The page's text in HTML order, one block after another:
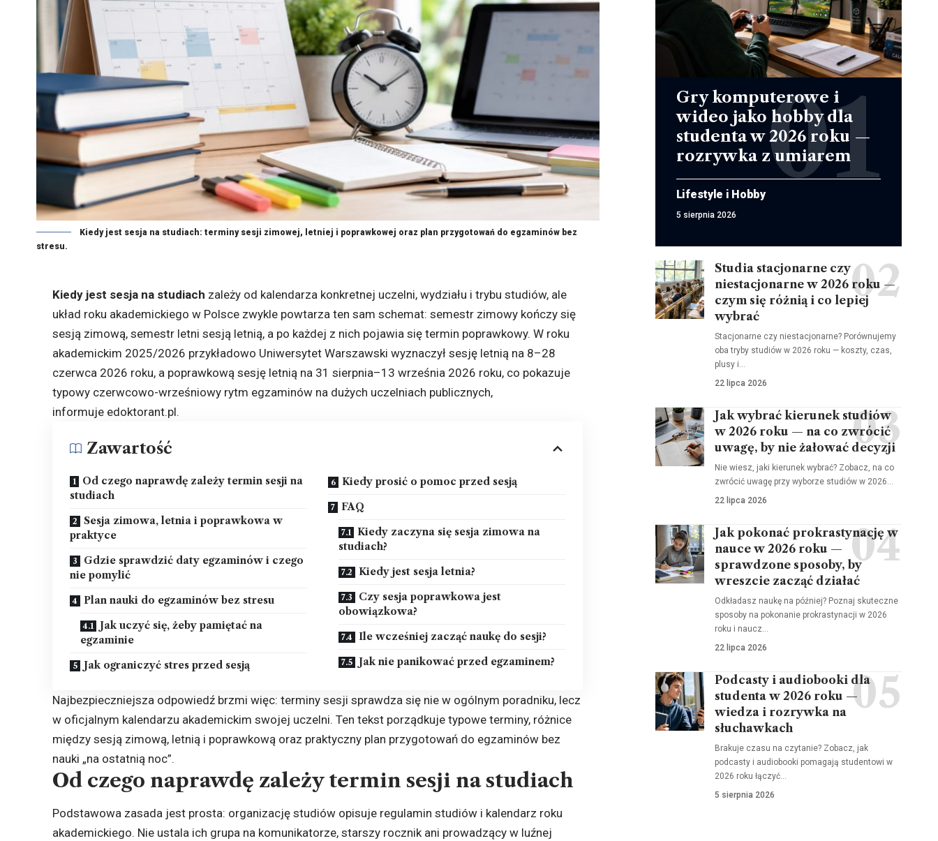
Kiedy jest sesja na studiach: terminy sesji zimowej, letniej i poprawkowej oraz plan przygotowań do egzaminów bez
stresu.
Kiedy jest sesja na studiach zależy od kalendarza konkretnej uczelni, wydziału i trybu studiów, ale
układ roku akademickiego w Polsce zwykle powtarza ten sam schemat: semestr zimowy kończy się
sesją zimową, semestr letni sesją letnią, a po każdej z nich pojawia się termin poprawkowy. W roku
akademickim 2025/2026 przykładowo Uniwersytet Warszawski wyznaczył sesję letnią na 8–28
czerwca 2026 roku, a poprawkową sesję letnią na 31 sierpnia–13 września 2026 roku, co pokazuje
typowy czerwcowo-wrześniowy rytm egzaminów na dużych uczelniach publicznych,
informuje edoktorant.pl.
Zawartość
Od czego naprawdę zależy termin sesji na
studiach
Sesja zimowa, letnia i poprawkowa w
praktyce
Gdzie sprawdzić daty egzaminów i czego
nie pomylić
Plan nauki do egzaminów bez stresu
Jak uczyć się, żeby pamiętać na
egzaminie
Jak ograniczyć stres przed sesją
Kiedy prosić o pomoc przed sesją
FAQ
Kiedy zaczyna się sesja zimowa na
studiach?
Kiedy jest sesja letnia?
Czy sesja poprawkowa jest
obowiązkowa?
Ile wcześniej zacząć naukę do sesji?
Jak nie panikować przed egzaminem?
Najbezpieczniejsza odpowiedź brzmi więc: terminy sesji sprawdza się nie w ogólnym poradniku, lecz
w oficjalnym kalendarzu akademickim swojej uczelni. Ten tekst porządkuje typowe terminy, różnice
między sesją zimową, letnią i poprawkową oraz praktyczny plan przygotowań do egzaminów bez
nauki „na ostatnią noc”.
Od czego naprawdę zależy termin sesji na studiach
Podstawowa zasada jest prosta: organizację studiów opisuje regulamin studiów i kalendarz roku
akademickiego. Nie ustala ich grupa na komunikatorze, starszy rocznik ani prowadzący w luźnej
Gry komputerowe i
wideo jako hobby dla
studenta w 2026 roku —
rozrywka z umiarem
Lifestyle i Hobby
5 sierpnia 2026
Studia stacjonarne czy
niestacjonarne w 2026 roku —
czym się różnią i co lepiej
wybrać
Stacjonarne czy niestacjonarne? Porównujemy
oba tryby studiów w 2026 roku — koszty, czas,
plusy i…
22 lipca 2026
Jak wybrać kierunek studiów
w 2026 roku — na co zwrócić
uwagę, by nie żałować decyzji
Nie wiesz, jaki kierunek wybrać? Zobacz, na co
zwrócić uwagę przy wyborze studiów w 2026…
22 lipca 2026
Jak pokonać prokrastynację w
nauce w 2026 roku —
sprawdzone sposoby, by
wreszcie zacząć działać
Odkładasz naukę na później? Poznaj skuteczne
sposoby na pokonanie prokrastynacji w 2026
roku i naucz…
22 lipca 2026
Podcasty i audiobooki dla
studenta w 2026 roku —
wiedza i rozrywka na
słuchawkach
Brakuje czasu na czytanie? Zobacz, jak
podcasty i audiobooki pomagają studentowi w
2026 roku łączyć…
5 sierpnia 2026